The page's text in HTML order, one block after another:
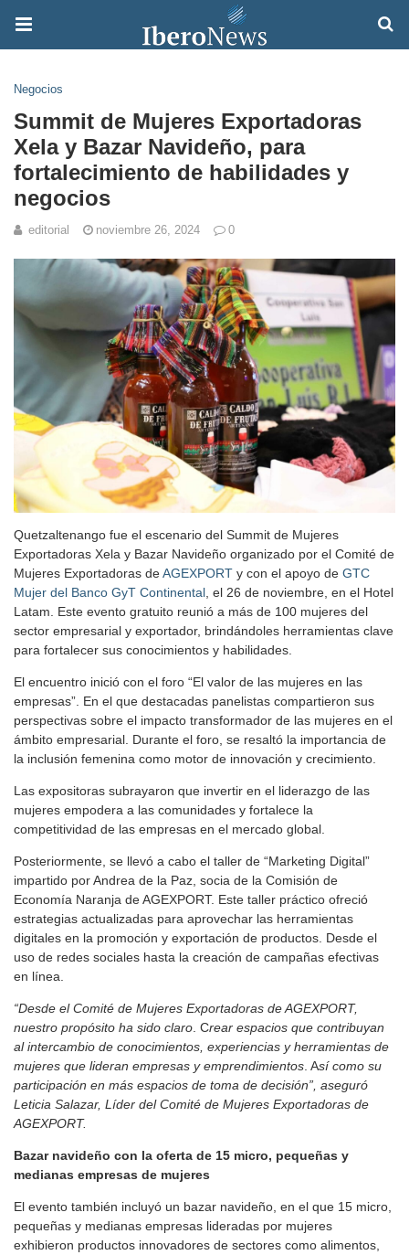
Negocios
Summit de Mujeres Exportadoras
Xela y Bazar Navideño, para
fortalecimiento de habilidades y
negocios
editorial noviembre 26, 2024 0
Quetzaltenango fue el escenario del Summit de Mujeres
Exportadoras Xela y Bazar Navideño organizado por el Comité de
Mujeres Exportadoras deAGEXPORT y con el apoyo de GTC
Mujer del Banco GyT Continental , el 26 de noviembre, en el Hotel
Latam. Este evento gratuito reunió a más de 100 mujeres del
sector empresarial y exportador, brindándoles herramientas clave
para fortalecer sus conocimientos y habilidades.
El encuentro inició con el foro “El valor de las mujeres en las
empresas”. En el que destacadas panelistas compartieron sus
perspectivas sobre el impacto transformador de las mujeres en el
ámbito empresarial. Durante el foro, se resaltó la importancia de
la inclusión femenina como motor de innovación y crecimiento.
Las expositoras subrayaron que invertir en el liderazgo de las
mujeres empodera a las comunidades y fortalece la
competitividad de las empresas en el mercado global.
Posteriormente, se llevó a cabo el taller de “Marketing Digital”
impartido por Andrea de la Paz, socia de la Comisión de
Economía Naranja de AGEXPORT. Este taller práctico ofreció
estrategias actualizadas para aprovechar las herramientas
digitales en la promoción y exportación de productos. Desde el
uso de redes sociales hasta la creación de campañas efectivas
en línea.
“Desde el Comité de Mujeres Exportadoras de AGEXPORT,
nuestro propósito ha sido claro . Crear espacios que contribuyan
al intercambio de conocimientos, experiencias y herramientas de
mujeres que lideran empresas y emprendimientos . Así como su
participación en más espacios de toma de decisión”, aseguró
Leticia Salazar, Líder del Comité de Mujeres Exportadoras de
AGEXPORT.
Bazar navideño con la oferta de 15 micro, pequeñas y
medianas empresas de mujeres
El evento también incluyó un bazar navideño, en el que 15 micro,
pequeñas y medianas empresas lideradas por mujeres
exhibieron productos innovadores de sectores como alimentos,